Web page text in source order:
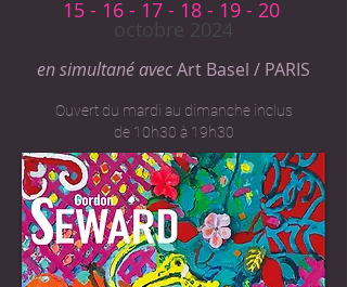
15 - 16 - 17 - 18 - 19 - 20
octobre 2024
en simultané avecArt Basel / PARIS
Ouvert du mardi au dimanche inclus
de 10h30 à 19h30